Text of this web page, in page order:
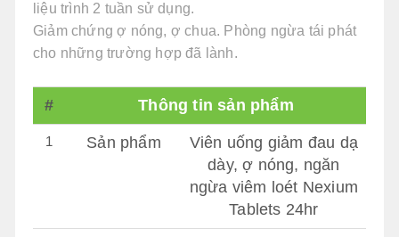
liệu trình 2 tuần sử dụng.
Giảm chứng ợ nóng, ợ chua. Phòng ngừa tái phát
cho những trường hợp đã lành.
# Thông tin sản phẩm
1 Sản phẩm
Viên uống giảm đau dạ
dày, ợ nóng, ngăn
ngừa viêm loét Nexium
Tablets 24hr